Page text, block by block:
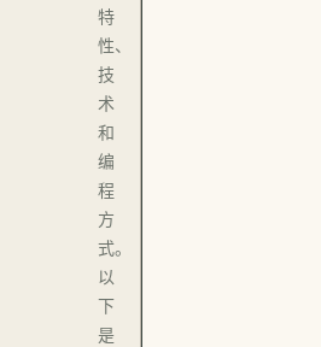
特
性、
技
术
和
编
程
方
式。
以
下
是